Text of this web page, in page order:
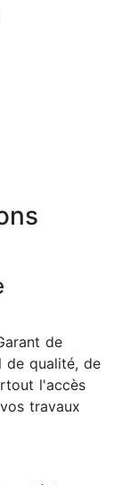
de
de qualité, de
l'accès
travaux